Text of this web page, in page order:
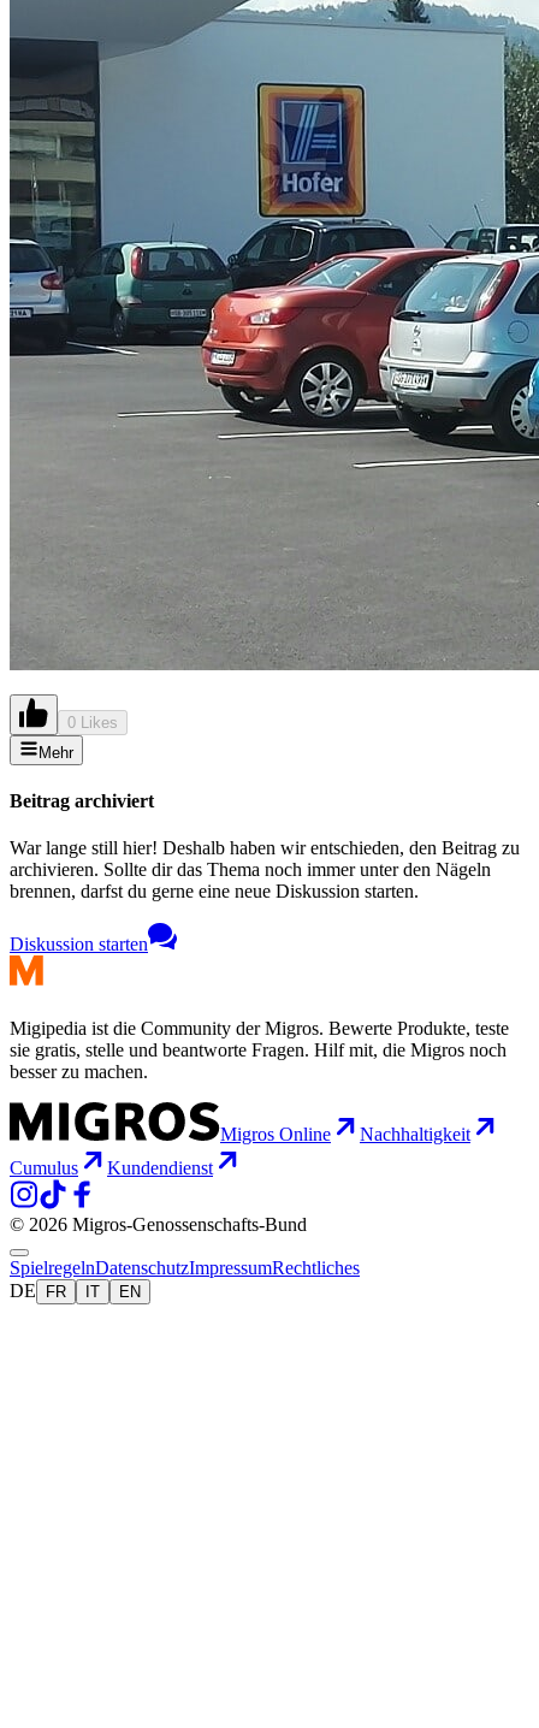
0 Likes
Mehr
Beitrag archiviert
War lange still hier! Deshalb haben wir entschieden, den Beitrag zu
archivieren. Sollte dir das Thema noch immer unter den Nägeln
brennen, darfst du gerne eine neue Diskussion starten.
Diskussion starten
Migipedia ist die Community der Migros. Bewerte Produkte, teste
sie gratis, stelle und beantworte Fragen. Hilf mit, die Migros noch
besser zu machen.
Migros Online
Nachhaltigkeit
Cumulus
Kundendienst
© 2026 Migros-Genossenschafts-Bund
SpielregelnDatenschutzImpressumRechtliches
DE
FR IT EN